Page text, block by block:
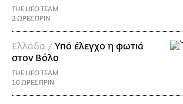
THE LIFO TEAM
2 ΩΡΕΣ ΠΡΙΝ
Ελλάδα /Υπό έλεγχο η φωτιά
στον Βόλο
THE LIFO TEAM
10 ΩΡΕΣ ΠΡΙΝ